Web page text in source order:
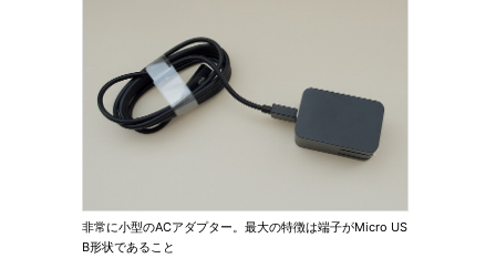
非常に小型のACアダプター。最大の特徴は端子がMicro US
B形状であること